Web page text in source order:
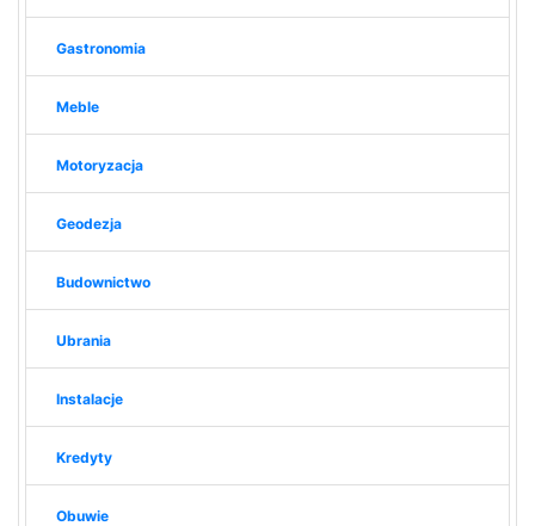
Gastronomia
Meble
Motoryzacja
Geodezja
Budownictwo
Ubrania
Instalacje
Kredyty
Obuwie